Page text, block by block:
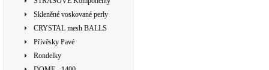
Skleněné voskované perly
CRYSTAL mesh BALLS
Přívěsky Pavé
Rondelky